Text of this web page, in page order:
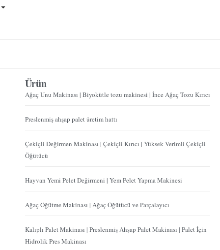
Ürün
Ağaç Unu Makinası | Biyokütle tozu makinesi | İnce Ağaç Tozu Kırıcı
Preslenmiş ahşap palet üretim hattı
Çekiçli Değirmen Makinası | Çekiçli Kırıcı | Yüksek Verimli Çekiçli
Öğütücü
Hayvan Yemi Pelet Değirmeni | Yem Pelet Yapma Makinesi
Ağaç Öğütme Makinası | Ağaç Öğütücü ve Parçalayıcı
Kalıplı Palet Makinası | Preslenmiş Ahşap Palet Makinası | Palet İçin
Hidrolik Pres Makinası